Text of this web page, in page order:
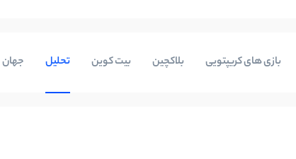
بازی های کریپتویی بلاکچین بیت کوین تحلیل جهان